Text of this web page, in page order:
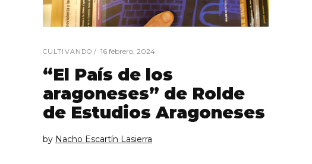
CULTIVANDO 16 febrero, 2024
“El País de los
aragoneses” de Rolde
de Estudios Aragoneses
by Nacho Escartín Lasierra